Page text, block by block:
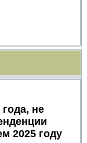
не
2025 году